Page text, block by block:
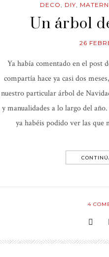
DECO, DIY,
Un árbol
26
Ya había comentado en el post
compartía hace ya casi dos
nuestro particular árbol de
y manualidades a lo largo del
ya habéis podido ver las que
4